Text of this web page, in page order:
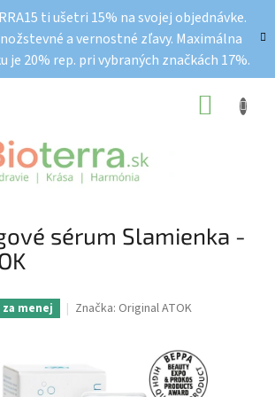
ti ušetri 15% na svojej objednávke.
a vernostné zľavy. Maximálna
je 20% rep. pri vybraných značkách 17%.
sérum Slamienka -
za menej Značka: Original ATOK